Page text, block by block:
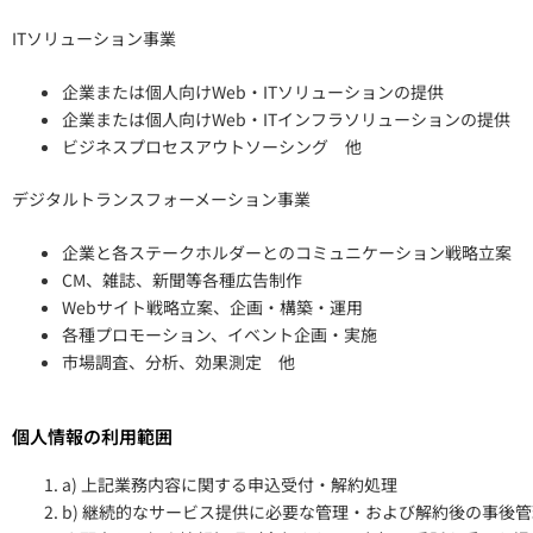
ITソリューション事業
企業または個人向けWeb・ITソリューションの提供
企業または個人向けWeb・ITインフラソリューションの提供
ビジネスプロセスアウトソーシング 他
デジタルトランスフォーメーション事業
企業と各ステークホルダーとのコミュニケーション戦略立案
CM、雑誌、新聞等各種広告制作
Webサイト戦略立案、企画・構築・運用
各種プロモーション、イベント企画・実施
市場調査、分析、効果測定 他
個人情報の利用範囲
a) 上記業務内容に関する申込受付・解約処理
b) 継続的なサービス提供に必要な管理・および解約後の事後